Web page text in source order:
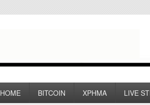
HOME BITCOIN ΧΡΗΜΑ LIVE